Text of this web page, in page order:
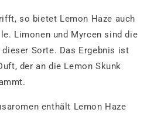
so bietet Lemon Haze auch
Limonen und Myrcen sind die
dieser Sorte. Das Ergebnis ist
der an die Lemon Skunk
enthält Lemon Haze